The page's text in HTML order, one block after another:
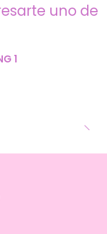
uno de
1